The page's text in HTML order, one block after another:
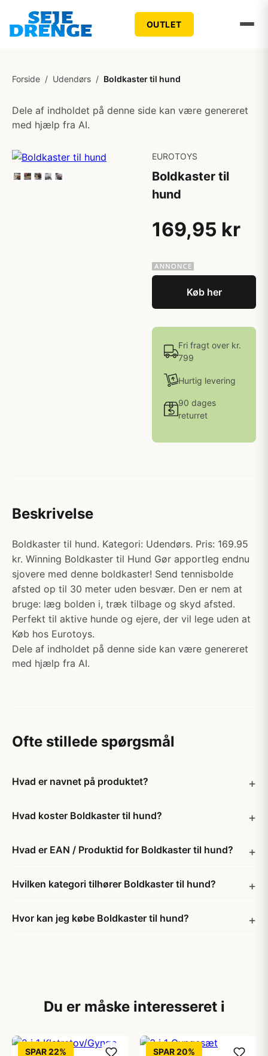
OUTLET
Forside / Udendørs / Boldkaster til hund
Dele af indholdet på denne side kan være genereret
med hjælp fra AI.
EUROTOYS
Boldkaster til
hund
169,95 kr
Køb her
Fri fragt over kr.
799
Hurtig levering
90 dages
returret
Beskrivelse
Boldkaster til hund. Kategori: Udendørs. Pris: 169.95
kr. Winning Boldkaster til Hund Gør apportleg endnu
sjovere med denne boldkaster! Send tennisbolde
afsted op til 30 meter uden besvær. Den er nem at
bruge: læg bolden i, træk tilbage og skyd afsted.
Perfekt til aktive hunde og ejere, der vil lege uden at
Køb hos Eurotoys.
Dele af indholdet på denne side kan være genereret
med hjælp fra AI.
Ofte stillede spørgsmål
Hvad er navnet på produktet?
Hvad koster Boldkaster til hund?
Hvad er EAN / Produktid for Boldkaster til hund?
Hvilken kategori tilhører Boldkaster til hund?
Hvor kan jeg købe Boldkaster til hund?
Du er måske interesseret i
SPAR 22% SPAR 20%